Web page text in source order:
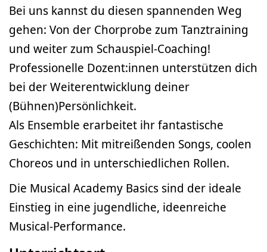
Bei uns kannst du diesen spannenden Weg
gehen: Von der Chorprobe zum Tanztraining
und weiter zum Schauspiel-Coaching!
Professionelle Dozent:innen unterstützen dich
bei der Weiterentwicklung deiner
(Bühnen)Persönlichkeit.
Als Ensemble erarbeitet ihr fantastische
Geschichten: Mit mitreißenden Songs, coolen
Choreos und in unterschiedlichen Rollen.
Die Musical Academy Basics sind der ideale
Einstieg in eine jugendliche, ideenreiche
Musical-Performance.